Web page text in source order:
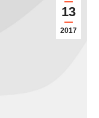
13
2017